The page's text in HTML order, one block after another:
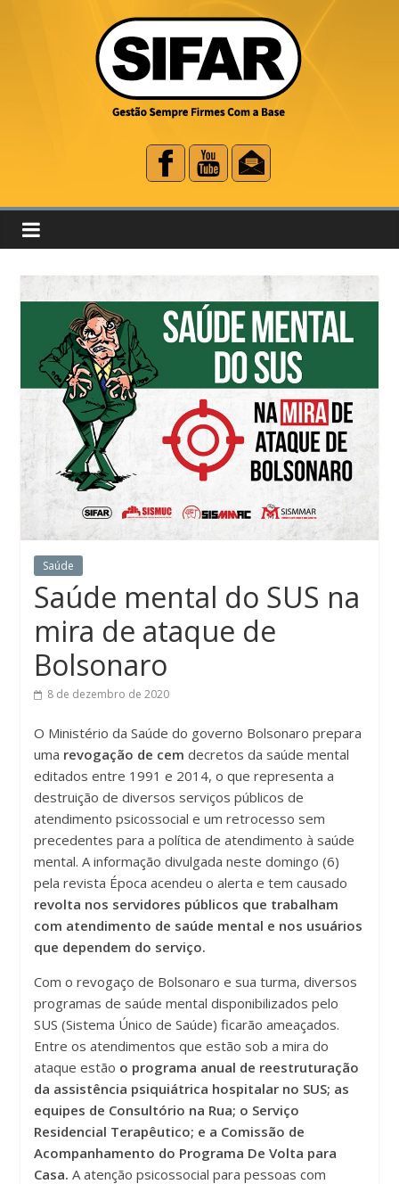
Saúde
Saúde mental do SUS na
mira de ataque de
Bolsonaro
8 de dezembro de 2020
O Ministério da Saúde do governo Bolsonaro prepara
uma revogação de cem decretos da saúde mental
editados entre 1991 e 2014, o que representa a
destruição de diversos serviços públicos de
atendimento psicossocial e um retrocesso sem
precedentes para a política de atendimento à saúde
mental. A informação divulgada neste domingo (6)
pela revista Época acendeu o alerta e tem causado
revolta nos servidores públicos que trabalham
com atendimento de saúde mental e nos usuários
que dependem do serviço.
Com o revogaço de Bolsonaro e sua turma, diversos
programas de saúde mental disponibilizados pelo
SUS (Sistema Único de Saúde) ficarão ameaçados.
Entre os atendimentos que estão sob a mira do
ataque estão o programa anual de reestruturação
da assistência psiquiátrica hospitalar no SUS; as
equipes de Consultório na Rua; o Serviço
Residencial Terapêutico; e a Comissão de
Acompanhamento do Programa De Volta para
Casa. A atenção psicossocial para pessoas com